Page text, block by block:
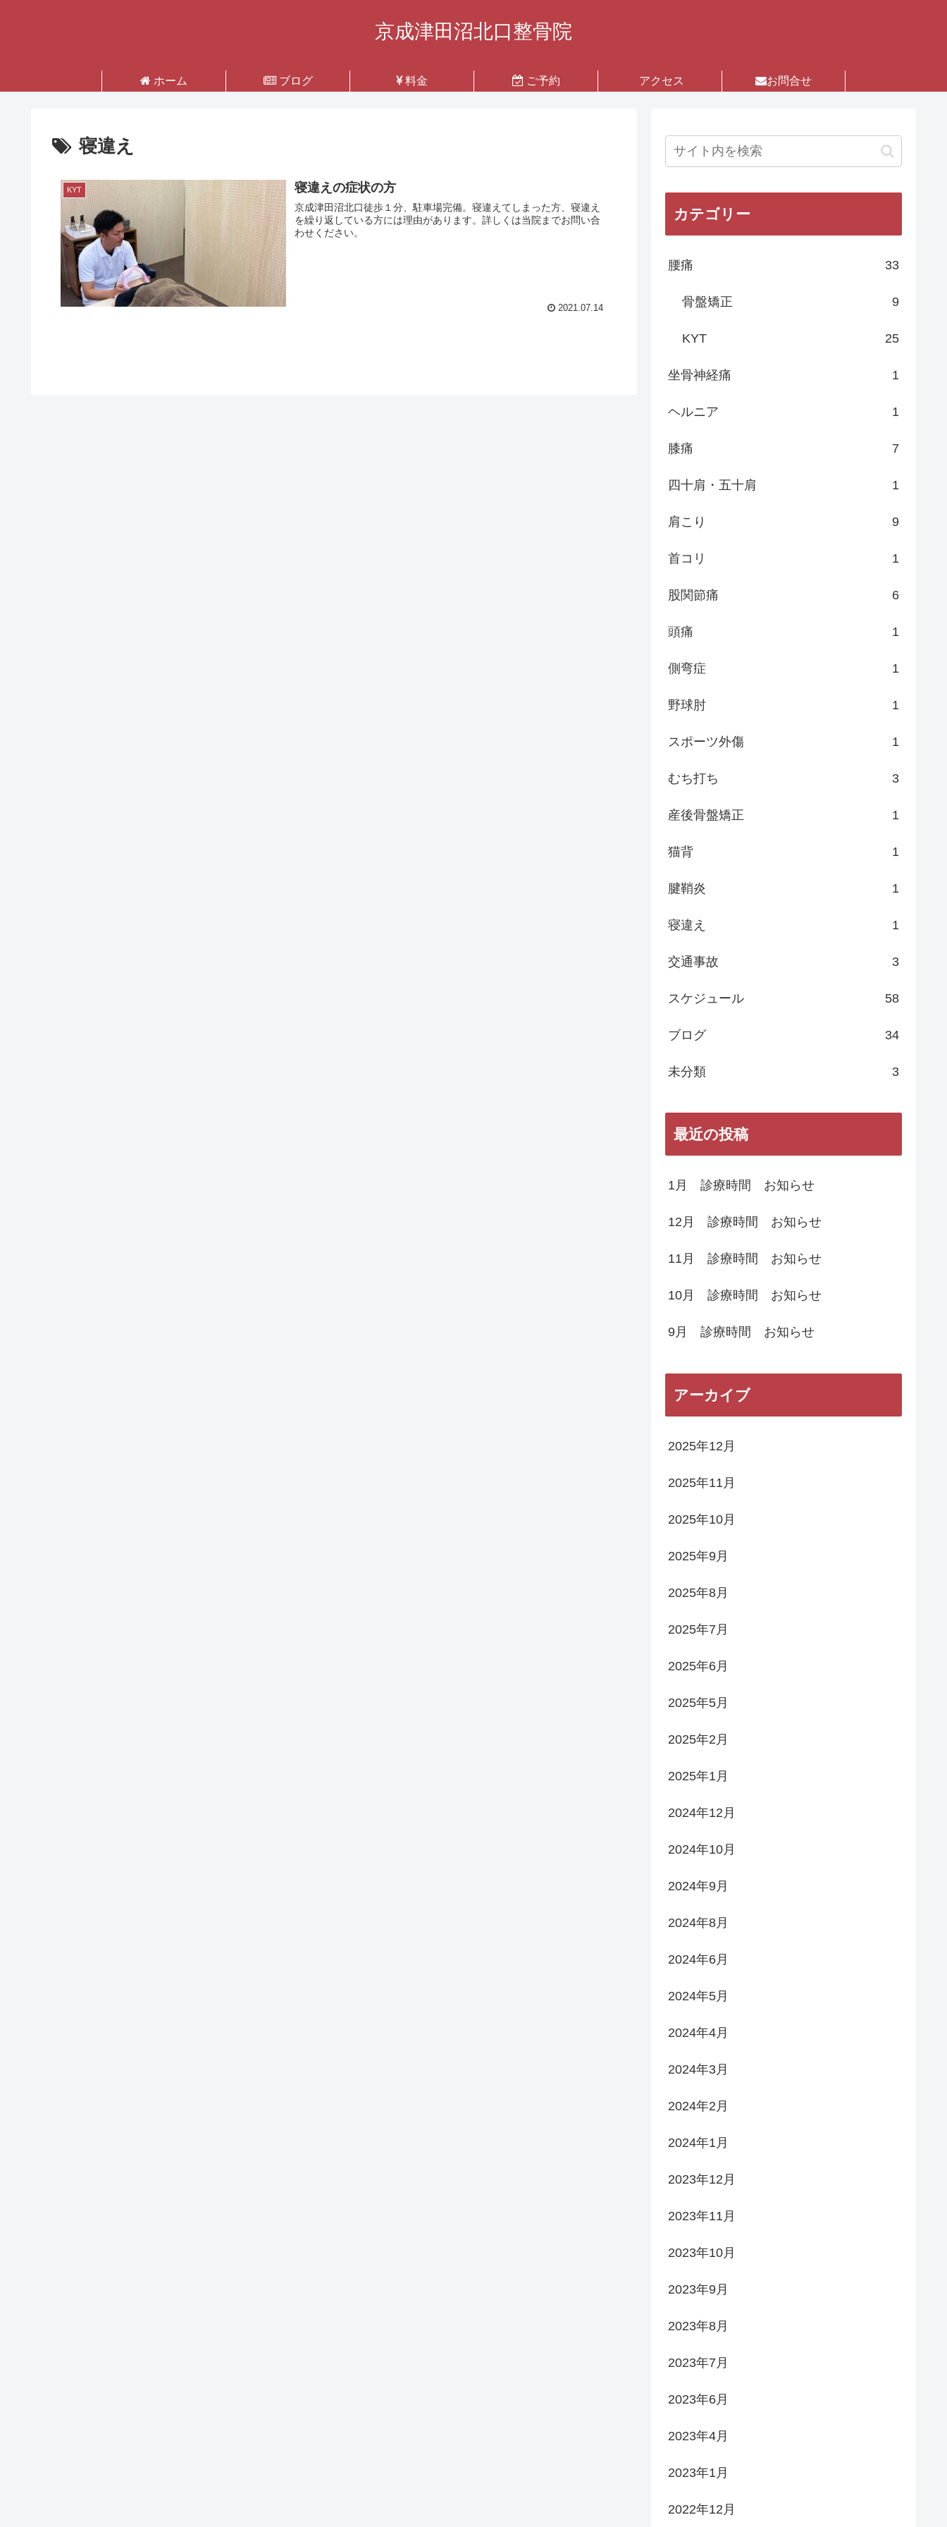
京成津田沼北口整骨院
ホーム ブログ 料金 ご予約 アクセス お問合せ
寝違え
KYT 寝違えの症状の方
京成津田沼北口徒歩１分、駐車場完備。寝違えてしまった方、寝違え
を繰り返している方には理由があります。詳しくは当院までお問い合
わせください。
2021.07.14
カテゴリー
腰痛 33
骨盤矯正 9
KYT 25
坐骨神経痛 1
ヘルニア 1
膝痛 7
四十肩・五十肩 1
肩こり 9
首コリ 1
股関節痛 6
頭痛 1
側弯症 1
野球肘 1
スポーツ外傷 1
むち打ち 3
産後骨盤矯正 1
猫背 1
腱鞘炎 1
寝違え 1
交通事故 3
スケジュール 58
ブログ 34
未分類 3
最近の投稿
1月 診療時間 お知らせ
12月 診療時間 お知らせ
11月 診療時間 お知らせ
10月 診療時間 お知らせ
9月 診療時間 お知らせ
アーカイブ
2025年12月
2025年11月
2025年10月
2025年9月
2025年8月
2025年7月
2025年6月
2025年5月
2025年2月
2025年1月
2024年12月
2024年10月
2024年9月
2024年8月
2024年6月
2024年5月
2024年4月
2024年3月
2024年2月
2024年1月
2023年12月
2023年11月
2023年10月
2023年9月
2023年8月
2023年7月
2023年6月
2023年4月
2023年1月
2022年12月